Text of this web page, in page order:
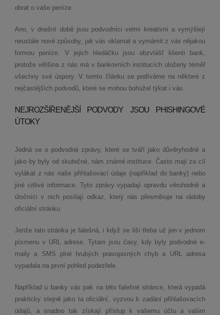
obrat o vaše peníze.
Ano, v dnešní době jsou podvodníci velmi kreativní a vymýšlejí
neustále nové způsoby, jak vás oklamat a vymámit z vás nějakou
formou peníze. V jejich hledáčku jsou obzvlášť klienti bank,
protože většina z nás má v bankovních institucích uloženy téměř
všechny své úspory. V tomto článku se podíváme na některé z
nejčastějších podvodů, které se mohou bohužel týkat i vás.
NEJROZŠÍŘENĚJŠÍ PODVODY JSOU PHISHINGOVÉ
ÚTOKY
Jedná se o podvodné zprávy, které se tváří jako důvěryhodné a
jako by byly od skutečné, nám známé instituce. Často mají za cíl
vylákat z nás naše přihlašovací údaje (například do banky) nebo
jiné citlivé informace. Tyto zprávy vypadají opravdu věrohodně a
útočníci v nich posílají odkaz, který nás přesměruje na rádoby
oficiální stránku.
Jenže tato stránka je falešná, i když se liší třeba už jen v jednom
písmenu v URL adrese. Tytam jsou časy, kdy byly podvodné e-
maily a SMS plné hrubých pravopisných chyb a URL adresa
vypadala na první pohled podezřele.
Například u banky vás pak na této falešné stránce, která vypadá
prakticky stejně jako ta oficiální, vyzvou k zadání přihlašovacích
údajů, a snadno tak získají přístup k vašemu účtu a vašim